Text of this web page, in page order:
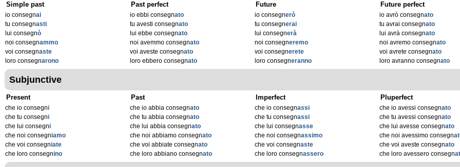
Simple past
io consegnai
tu consegnasti
lui consegnò
noi consegnammo
voi consegnaste
loro consegnarono
Past perfect
io ebbi consegnato
tu avesti consegnato
lui ebbe consegnato
noi avemmo consegnato
voi aveste consegnato
loro ebbero consegnato
Future
io consegnerò
tu consegnerai
lui consegnerà
noi consegneremo
voi consegnerete
loro consegneranno
Future perfect
io avrò consegnato
tu avrai consegnato
lui avrà consegnato
noi avremo consegnato
voi avrete consegnato
loro avranno consegnato
Subjunctive
Present
che io consegni
che tu consegni
che lui consegni
che noi consegniamo
che voi consegniate
che loro consegnino
Past
che io abbia consegnato
che tu abbia consegnato
che lui abbia consegnato
che noi abbiamo consegnato
che voi abbiate consegnato
che loro abbiano consegnato
Imperfect
che io consegnassi
che tu consegnassi
che lui consegnasse
che noi consegnassimo
che voi consegnaste
che loro consegnassero
Pluperfect
che io avessi consegnato
che tu avessi consegnato
che lui avesse consegnato
che noi avessimo consegn
che voi aveste consegnato
che loro avessero consegn